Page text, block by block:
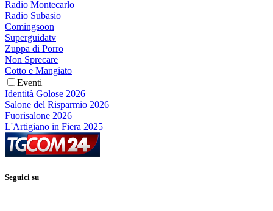
Radio Montecarlo
Radio Subasio
Comingsoon
Superguidatv
Zuppa di Porro
Non Sprecare
Cotto e Mangiato
Eventi
Identità Golose 2026
Salone del Risparmio 2026
Fuorisalone 2026
L'Artigiano in Fiera 2025
Seguici su